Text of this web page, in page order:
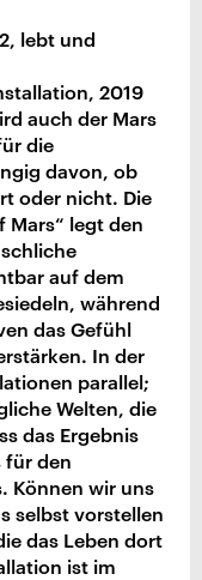
lebt und
2019
auch der Mars
die
davon, ob
oder nicht. Die
Mars“ legt den
auf dem
während
das Gefühl
In der
parallel;
Welten, die
das Ergebnis
für den
Können wir uns
selbst vorstellen
das Leben dort
ist im